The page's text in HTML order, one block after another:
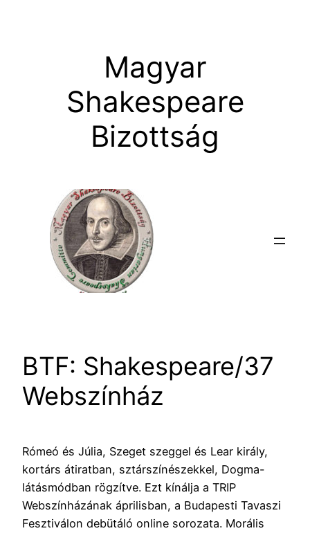
Magyar
Shakespeare
Bizottság
BTF: Shakespeare/37
Webszínház
Rómeó és Júlia, Szeget szeggel és Lear király,
kortárs átiratban, sztárszínészekkel, Dogma-
látásmódban rögzítve. Ezt kínálja a TRIP
Webszínházának áprilisban, a Budapesti Tavaszi
Fesztiválon debütáló online sorozata. Morális